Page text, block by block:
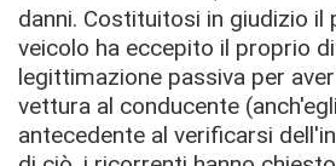
danni. Costituitosi in giudizio il
veicolo ha eccepito il proprio
legittimazione passiva per
vettura al conducente
antecedente al verificarsi